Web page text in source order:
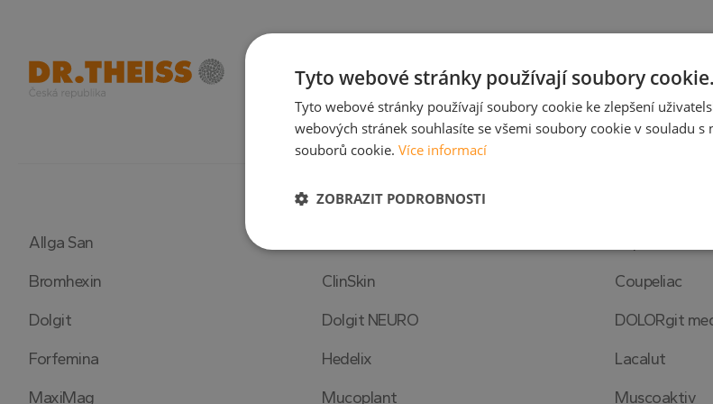
Allga San
Bromhexin
ClinSkin Coupeliac
Dolgit
Dolgit NEURO DOLORgit
Forfemina
Hedelix Lacalut
MaxiMag
Mucoplant Muscoaktiv
Tyto webové stránky používají soubory cookie.
Tyto webové stránky používají soubory cookie ke zlepšení
webových stránek souhlasíte se všemi soubory cookie v souladu s
souborů cookie. Více informací
ZOBRAZIT PODROBNOSTI
Nezbytně nutné
Výkonové
Soubory cílení
Nezbytně nutné soubory Soubory cílení